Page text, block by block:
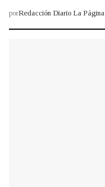
porRedacción Diario La Página